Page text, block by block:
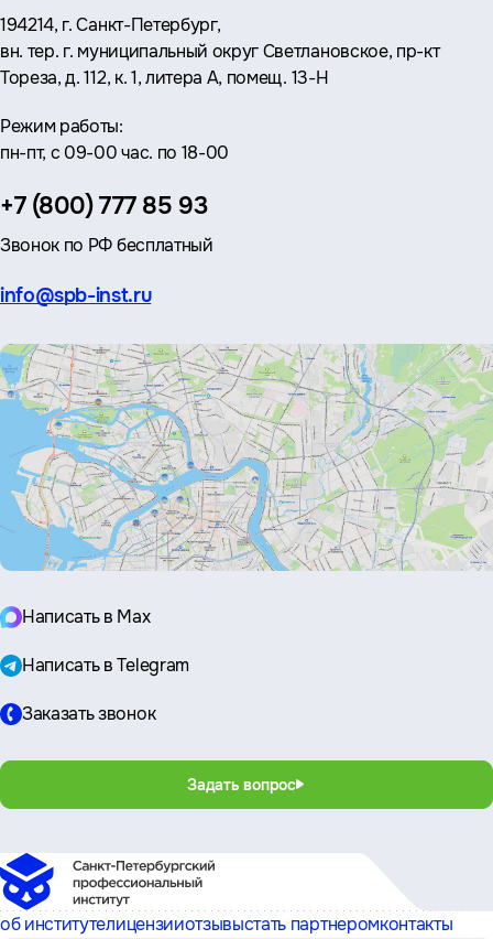
Адрес:
194214, г. Санкт-Петербург,
вн. тер. г. муниципальный округ Светлановское, пр-кт
Тореза, д. 112, к. 1, литера А, помещ. 13-Н
Режим работы:
пн-пт, с 09-00 час. по 18-00
Телефон:
+7 (800) 777 85 93
Звонок по РФ бесплатный
Эл.
info@spb-inst.ru
Написать в Max
Написать в Telegram
Заказать звонок
Задать вопрос
об институтелицензииотзывыстать партнеромконтакты